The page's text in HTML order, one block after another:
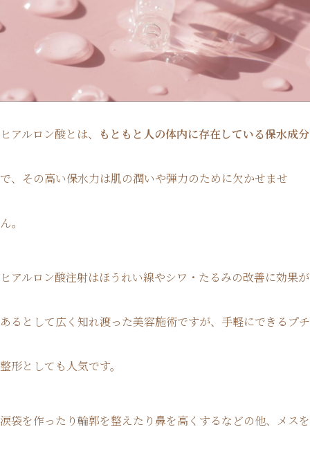
ヒアルロン酸とは、 もともと人の体内に存在している保水成分
で、その高い保水力は肌の潤いや弾力のために欠かせませ
ん。
ヒアルロン酸注射はほうれい線やシワ・たるみの改善に効果が
あるとして広く知れ渡った美容施術ですが、手軽にできるプチ
整形としても人気です。
涙袋を作ったり輪郭を整えたり鼻を高くするなどの他、メスを